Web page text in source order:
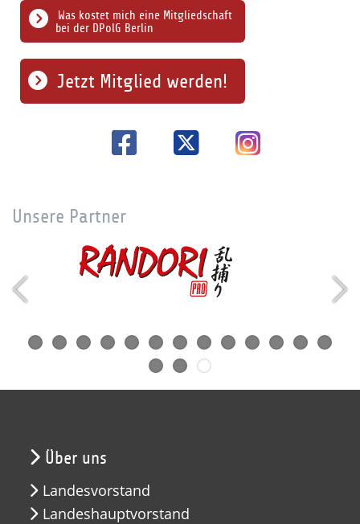
Was kostet mich eine Mitgliedschaft
bei der DPolG Berlin
Jetzt Mitglied werden!
Unsere Partner
Über uns
Landesvorstand
Landeshauptvorstand